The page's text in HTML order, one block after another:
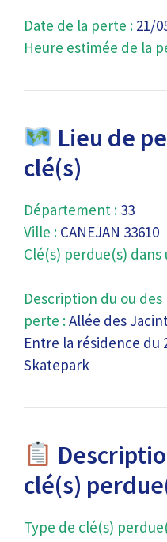
Date de la perte : 21/
Heure estimée de la
Lieu de
clé(s)
Département : 33
Ville : CANEJAN 33610
Clé(s) perdue(s)
Description du ou
perte :Allée des
Entre la résidence du
Skatepark
clé(s)
Type de clé(s)